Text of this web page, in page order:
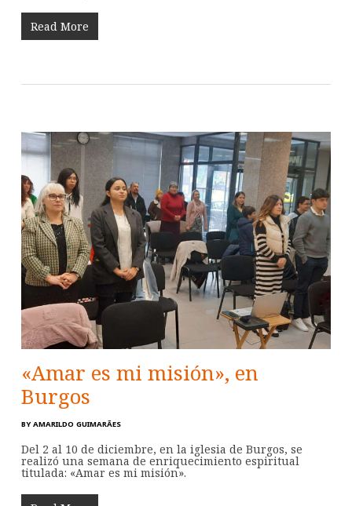
Read More
«Amar es mi misión», en
Burgos
BY AMARILDO GUIMARÃES
Del 2 al 10 de diciembre, en la iglesia de Burgos, se
realizó una semana de enriquecimiento espiritual
titulada: «Amar es mi misión».